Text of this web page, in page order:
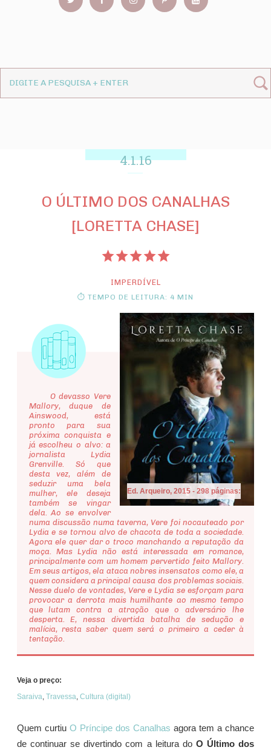
4.1.16
O ÚLTIMO DOS CANALHAS
[LORETTA CHASE]
IMPERDÍVEL
⏱ TEMPO DE LEITURA: 4 MIN
Ed. Arqueiro, 2015 - 298 páginas:
O devasso Vere
Mallory, duque de
Ainswood, está
pronto para sua
próxima conquista e
já escolheu o alvo: a
jornalista Lydia
Grenville. Só que
desta vez, além de
seduzir uma bela
mulher, ele deseja
também se vingar
dela. Ao se envolver
numa discussão numa taverna, Vere foi nocauteado por
Lydia e se tornou alvo de chacota de toda a sociedade.
Agora ele quer dar o troco manchando a reputação da
moça. Mas Lydia não está interessada em romance,
principalmente com um homem pervertido feito Mallory.
Em seus artigos, ela ataca nobres insensatos como ele, a
quem considera a principal causa dos problemas sociais.
Nesse duelo de vontades, Vere e Lydia se esforçam para
provocar a derrota mais humilhante ao mesmo tempo
que lutam contra a atração que o adversário lhe
desperta. E, nessa divertida batalha de sedução e
malícia, resta saber quem será o primeiro a ceder à
tentação.
Veja o preço:
Saraiva Travessa Cultura (digital)
Quem curtiu O Príncipe dos Canalhas agora tem a chance
de continuar se divertindo com a leitura do O Último dos